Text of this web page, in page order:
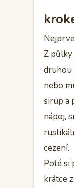
Z
druhou
nebo
sirup a
nápoj,
cezení.
Poté si
krátce